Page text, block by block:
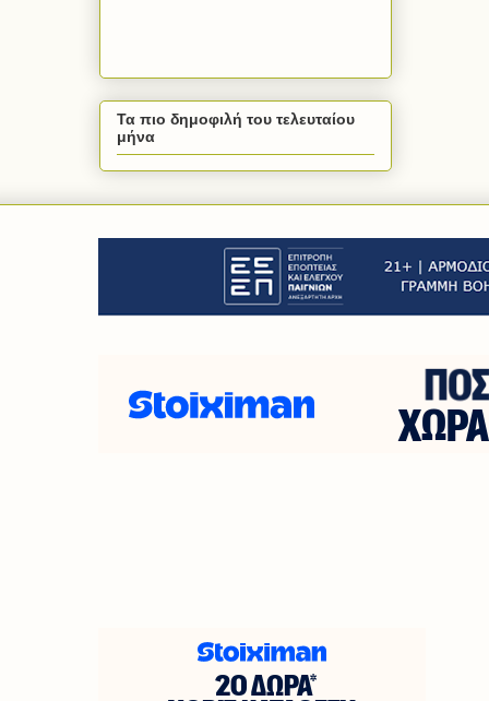
Τα πιο δημοφιλή του τελευταίου
μήνα